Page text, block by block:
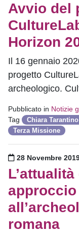
Avvio del
Horizon
Il 16 gennaio
progetto
archeologico.
Pubblicato in Notizie
Tag
Chiara Tarantino
Terza Missione
Pubblicato il
28 Novembre
romana